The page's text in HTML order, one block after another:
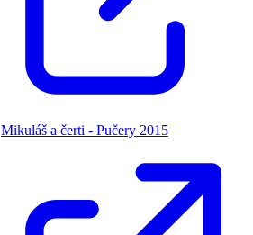
Mikuláš a čerti - Pučery 2015